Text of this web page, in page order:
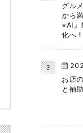
グル
から
×AI』
化へ
お店
と補